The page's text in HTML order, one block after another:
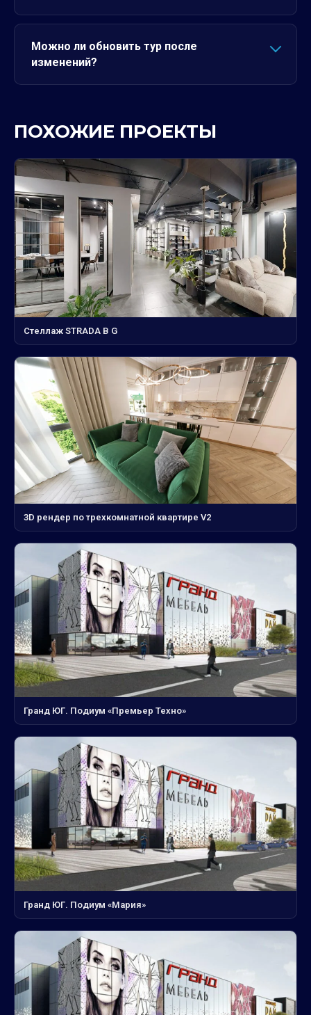
Можно ли обновить тур после
изменений?
ПОХОЖИЕ ПРОЕКТЫ
Стеллаж STRADA B G
3D рендер по трехкомнатной квартире V2
Гранд ЮГ. Подиум «Премьер Техно»
Гранд ЮГ. Подиум «Мария»